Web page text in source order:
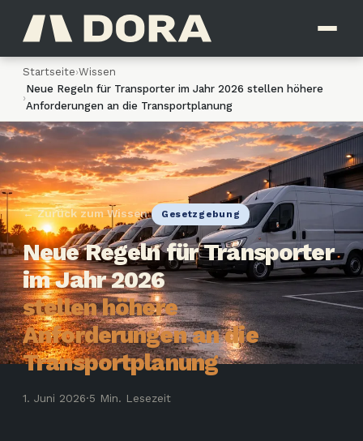
Startseite›Wissen
›
Neue Regeln für Transporter im Jahr 2026 stellen höhere
Anforderungen an die Transportplanung
← Zurück zum Wissen Gesetzgebung
Neue Regeln für Transporter
im Jahr 2026
stellen höhere
Anforderungen an die
Transportplanung
1. Juni 2026·5 Min. Lesezeit